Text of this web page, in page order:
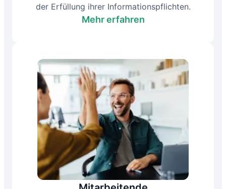
der Erfüllung ihrer Informationspflichten.
Mehr erfahren